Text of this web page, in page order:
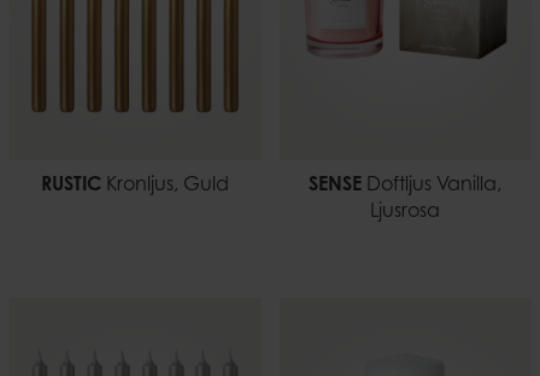
RUSTIC Kronljus, Guld SENSE Doftljus Vanilla,
Ljusrosa